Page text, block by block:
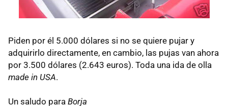
Piden por él 5.000 dólares si no se quiere pujar y
adquirirlo directamente, en cambio, las pujas van ahora
por 3.500 dólares (2.643 euros). Toda una ida de olla
made in USA.
Un saludo para Borja